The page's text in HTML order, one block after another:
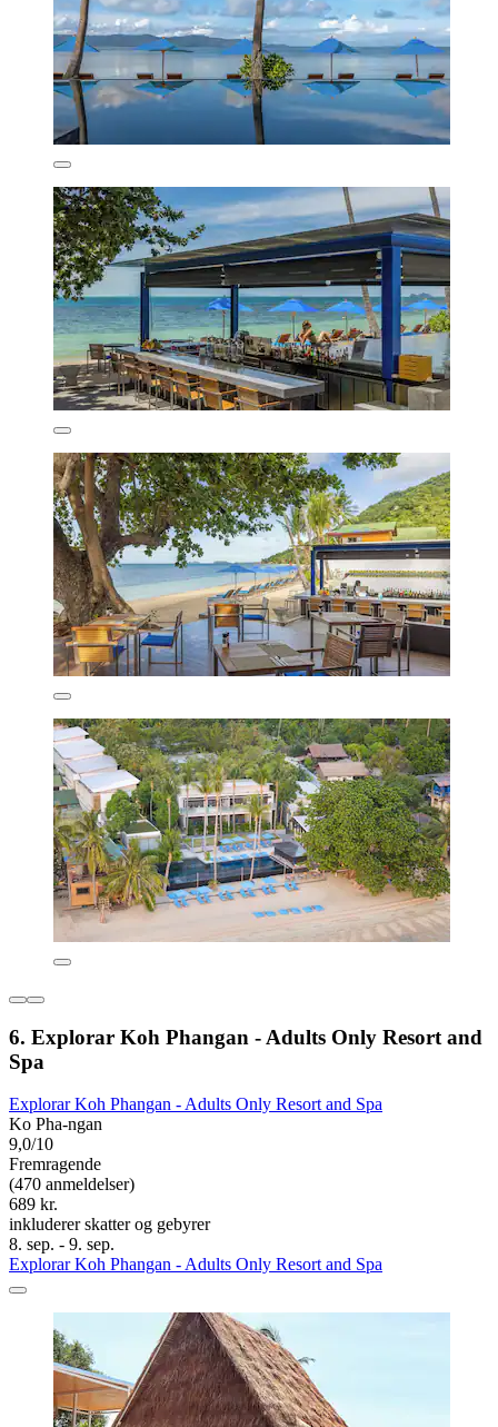
6. Explorar Koh Phangan - Adults Only Resort and
Spa
Explorar Koh Phangan - Adults Only Resort and Spa
Ko Pha-ngan
9,0/10
Fremragende
(470 anmeldelser)
689 kr.
inkluderer skatter og gebyrer
8. sep. - 9. sep.
Explorar Koh Phangan - Adults Only Resort and Spa